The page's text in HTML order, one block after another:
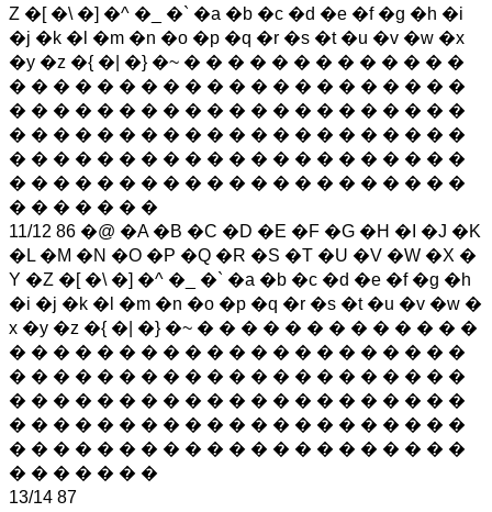
Z �[ �\ �] �^ �_ �` �a �b �c �d �e �f �g �h �i
�j �k �l �m �n �o �p �q �r �s �t �u �v �w �x
�y �z �{ �| �} �~ � � � � � � � � � � � � �
� � � � � � � � � � � � � � � � � � � � �
� � � � � � � � � � � � � � � � � � � � �
� � � � � � � � � � � � � � � � � � � � �
� � � � � � � � � � � � � � � � � � � � �
� � � � � � � � � � � � � � � � � � � � �
� � � � � � �
11/12 86 �@ �A �B �C �D �E �F �G �H �I �J �K
�L �M �N �O �P �Q �R �S �T �U �V �W �X �
Y �Z �[ �\ �] �^ �_ �` �a �b �c �d �e �f �g �h
�i �j �k �l �m �n �o �p �q �r �s �t �u �v �w �
x �y �z �{ �| �} �~ � � � � � � � � � � � � �
� � � � � � � � � � � � � � � � � � � � �
� � � � � � � � � � � � � � � � � � � � �
� � � � � � � � � � � � � � � � � � � � �
� � � � � � � � � � � � � � � � � � � � �
� � � � � � � � � � � � � � � � � � � � �
� � � � � � �
13/14 87